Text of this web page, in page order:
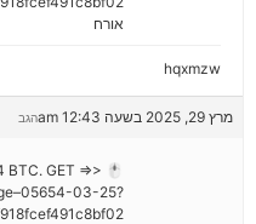
אורח
hqxmzw
מרץ 29, 2025 בשעה 12:43 am הגב
BTC. GET =>>
03-25?
🖱